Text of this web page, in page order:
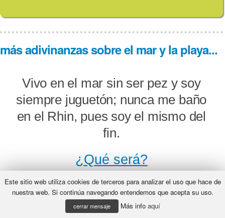
más adivinanzas sobre el mar y la playa...
Vivo en el mar sin ser pez y soy
siempre juguetón; nunca me baño
en el Rhin, pues soy el mismo del
fin.
¿Qué será?
Dos pinzas tengo, hacia atrás
Este sitio web utiliza cookies de terceros para analizar el uso que hace de
nuestra web. Si continúa navegando entendemos que acepta su uso.
cerrar mensaje Más info aquí